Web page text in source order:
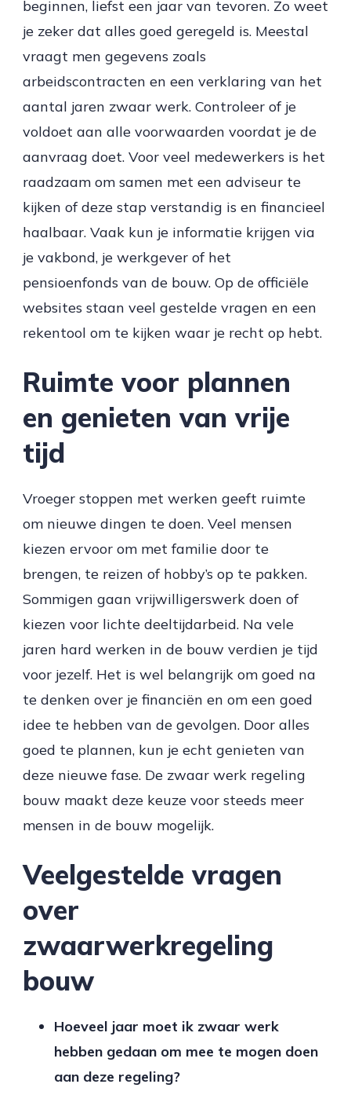
beginnen, liefst een jaar van tevoren. Zo weet
je zeker dat alles goed geregeld is. Meestal
vraagt men gegevens zoals
arbeidscontracten en een verklaring van het
aantal jaren zwaar werk. Controleer of je
voldoet aan alle voorwaarden voordat je de
aanvraag doet. Voor veel medewerkers is het
raadzaam om samen met een adviseur te
kijken of deze stap verstandig is en financieel
haalbaar. Vaak kun je informatie krijgen via
je vakbond, je werkgever of het
pensioenfonds van de bouw. Op de officiële
websites staan veel gestelde vragen en een
rekentool om te kijken waar je recht op hebt.
Ruimte voor plannen
en genieten van vrije
tijd
Vroeger stoppen met werken geeft ruimte
om nieuwe dingen te doen. Veel mensen
kiezen ervoor om met familie door te
brengen, te reizen of hobby’s op te pakken.
Sommigen gaan vrijwilligerswerk doen of
kiezen voor lichte deeltijdarbeid. Na vele
jaren hard werken in de bouw verdien je tijd
voor jezelf. Het is wel belangrijk om goed na
te denken over je financiën en om een goed
idee te hebben van de gevolgen. Door alles
goed te plannen, kun je echt genieten van
deze nieuwe fase. De zwaar werk regeling
bouw maakt deze keuze voor steeds meer
mensen in de bouw mogelijk.
Veelgestelde vragen
over
zwaarwerkregeling
bouw
Hoeveel jaar moet ik zwaar werk
hebben gedaan om mee te mogen doen
aan deze regeling?